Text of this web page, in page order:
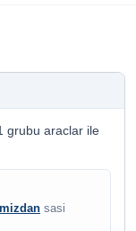
grubu araclar ile
sasi